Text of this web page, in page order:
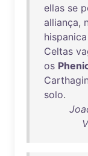
ellas se
alliança,
hispanica
Celtas
os
solo.